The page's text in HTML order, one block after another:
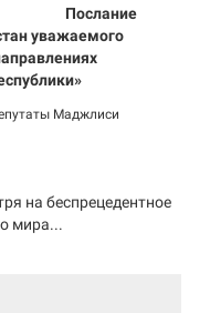
Послание
уважаемого
Маджлиси
на беспрецедентное
мира...